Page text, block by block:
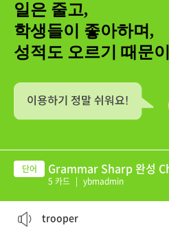
일은 줄고,
학생들이 좋아하며,
성적도 오르기 때문
Grammar Sharp 완성
5 카드 | ybmadmin
trooper